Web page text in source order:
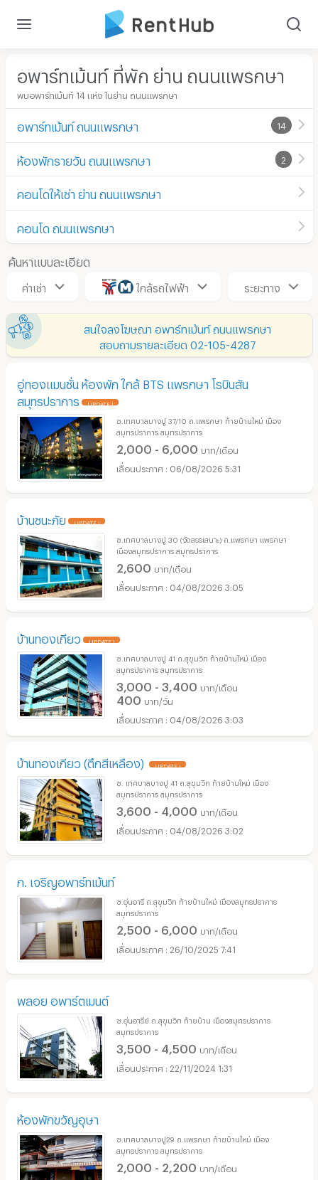
อพาร์ทเม้นท์ ที่พัก ย่าน ถนนแพรกษา
พบอพาร์ทเม้นท์ 14 แห่ง ในย่าน ถนนแพรกษา
อพาร์ทเม้นท์ ถนนแพรกษา 14
ห้องพักรายวัน ถนนแพรกษา 2
คอนโดให้เช่า ย่าน ถนนแพรกษา
คอนโด ถนนแพรกษา
ค้นหาแบบละเอียด
ค่าเช่า ใกล้รถไฟฟ้า ระยะทาง
สนใจลงโฆษณา อพาร์ทเม้นท์ ถนนแพรกษา
สอบถามรายละเอียด 02-105-4287
อู่ทองแมนชั่น ห้องพัก ใกล้ BTS แพรกษา โรบินสัน
สมุทรปราการ
UPDATE !
ซ.เทศบาลบางปู 37/10 ถ.แพรกษา ท้ายบ้านใหม่ เมือง
สมุทรปราการ สมุทรปราการ
2,000 - 6,000 บาท/เดือน
06/08/2026 5:31
บ้านชนะภัย UPDATE !
ซ.เทศบาลบางปู 30 (จัดสรรเสนาะ) ถ.แพรกษา แพรกษา
เมืองสมุทรปราการ สมุทรปราการ
2,600 บาท/เดือน
04/08/2026 3:05
บ้านทองเกียว UPDATE !
ซ.เทศบาลบางปู 41 ถ.สุขุมวิท ท้ายบ้านใหม่ เมือง
สมุทรปราการ สมุทรปราการ
3,000 - 3,400 บาท/เดือน
400 บาท/วัน
04/08/2026 3:03
บ้านทองเกียว (ตึกสีเหลือง) UPDATE !
ซ. เทศบาลบางปู 41 ถ.สุขุมวิท ท้ายบ้านใหม่ เมือง
สมุทรปราการ สมุทรปราการ
3,600 - 4,000 บาท/เดือน
04/08/2026 3:02
ก. เจริญอพาร์ทเม้นท์
ซ.อุ่นอารี ถ.สุขุมวิท ท้ายบ้านใหม่ เมืองสมุทรปราการ
สมุทรปราการ
2,500 - 6,000 บาท/เดือน
26/10/2025 7:41
พลอย อพาร์ตเมนต์
ซ.อุ่นอารีย์ ถ.สุขุมวิท ท้ายบ้าน เมืองสมุทรปราการ
สมุทรปราการ
3,500 - 4,500 บาท/เดือน
22/11/2024 1:31
ห้องพักขวัญอุษา
ซ.เทศบาลบางปู29 ถ.แพรกษา ท้ายบ้านใหม่ เมือง
สมุทรปราการ สมุทรปราการ
2,000 - 2,200 บาท/เดือน